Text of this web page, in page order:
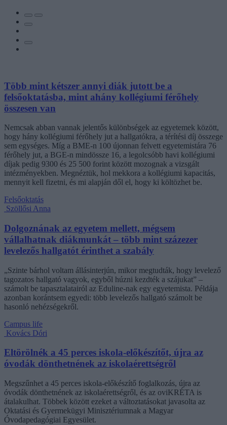
Több mint kétszer annyi diák jutott be a
felsőoktatásba, mint ahány kollégiumi férőhely
összesen van
Nemcsak abban vannak jelentős különbségek az egyetemek között,
hogy hány kollégiumi férőhely jut a hallgatókra, a térítési díj összege
sem egységes. Míg a BME-n 100 újonnan felvett egyetemistára 76
férőhely jut, a BGE-n mindössze 16, a legolcsóbb havi kollégiumi
díjak pedig 9300 és 25 500 forint között mozognak a vizsgált
intézményekben. Megnéztük, hol mekkora a kollégiumi kapacitás,
mennyit kell fizetni, és mi alapján dől el, hogy ki költözhet be.
Felsőoktatás
Szöllősi Anna
Dolgoznának az egyetem mellett, mégsem
vállalhatnak diákmunkát – több mint százezer
levelezős hallgatót érinthet a szabály
„Szinte bárhol voltam állásinterjún, mikor megtudták, hogy levelező
tagozatos hallgató vagyok, egyből húzni kezdték a szájukat” –
számolt be tapasztalatairól az Eduline-nak egy egyetemista. Példája
azonban korántsem egyedi: több levelezős hallgató számolt be
hasonló nehézségekről.
Campus life
Kovács Dóri
Eltörölnék a 45 perces iskola-előkészítőt, újra az
óvodák dönthetnének az iskolaérettségről
Megszűnhet a 45 perces iskola-előkészítő foglalkozás, újra az
óvodák dönthetnének az iskolaérettségről, és az oviKRÉTA is
átalakulhat. Többek között ezeket a változtatásokat javasolta az
Oktatási és Gyermekügyi Minisztériumnak a Magyar
Óvodapedagógiai Egyesület.